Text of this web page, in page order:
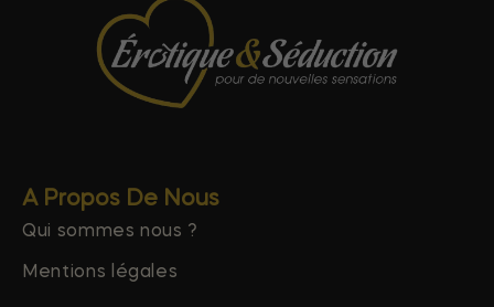
A Propos De Nous
Qui sommes nous ?
Mentions légales